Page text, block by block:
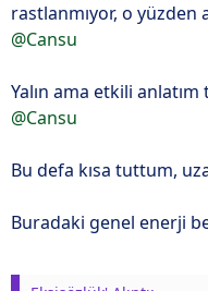
rastlanmıyor, o
@Cansu
Yalın ama etkili
@Cansu
Bu defa kısa tuttum,
Buradaki genel enerji